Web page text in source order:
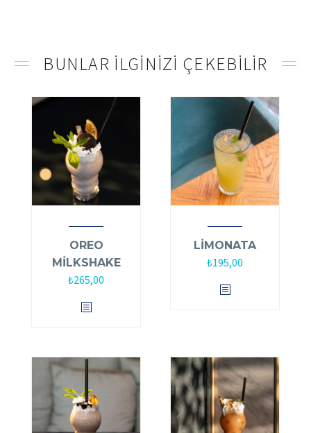
BUNLAR ILGINIZI ÇEKEBILIR
OREO
MİLKSHAKE
₺265,00
LİMONATA
₺195,00